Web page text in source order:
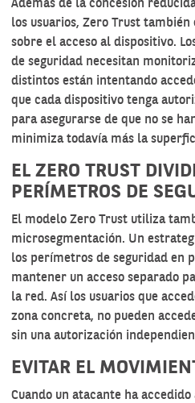
Además de la concesión
los usuarios, Zero Trust
sobre el acceso al dispositivo.
de seguridad necesitan
distintos están intentando
que cada dispositivo tenga
para asegurarse de que no se
minimiza todavía más la
EL ZERO TRUST
PERÍMETROS DE
El modelo Zero Trust utiliza
microsegmentación. Un
los perímetros de seguridad en
mantener un acceso separado
la red. Así los usuarios que
zona concreta, no pueden
sin una autorización
EVITAR EL
Cuando un atacante ha